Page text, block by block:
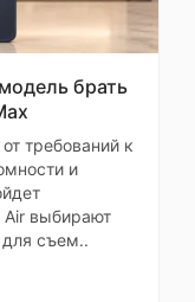
валик,
швабры
1
с
брать
требований к
и
Air выбирают
для съем..